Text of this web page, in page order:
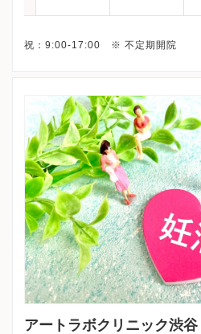
アートラボクリニック渋谷